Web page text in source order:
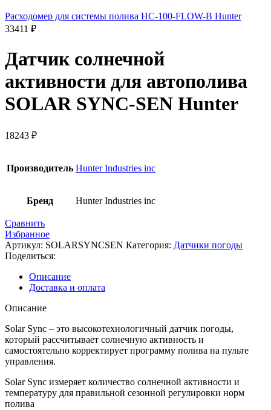
Расходомер для системы полива HC-100-FLOW-B Hunter
33411 ₽
Датчик солнечной
активности для автополива
SOLAR SYNC-SEN Hunter
18243 ₽
Производитель Hunter Industries inc
Бренд Hunter Industries inc
Сравнить
Избранное
Артикул: SOLARSYNCSEN Категория: Датчики погоды
Поделиться:
Описание
Доставка и оплата
Описание
Solar Sync – это высокотехнологичный датчик погоды,
который рассчитывает солнечную активность и
самостоятельно корректирует программу полива на пульте
управления.
Solar Sync измеряет количество солнечной активности и
температуру для правильной сезонной регулировки норм
полива